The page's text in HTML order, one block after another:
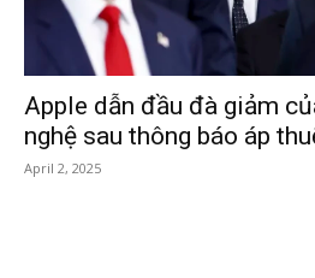
Apple dẫn đầu đà giảm
nghệ sau thông báo áp
April 2, 2025